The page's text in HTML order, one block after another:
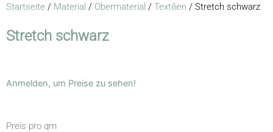
Startseite / Material / Obermaterial / Textilien / Stretch schwarz
Stretch schwarz
Anmelden, um Preise zu sehen!
Preis pro qm